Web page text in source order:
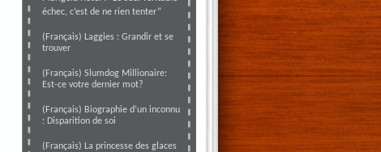
échec, c’est de ne rien tenter”
(Français) Laggies : Grandir et se
trouver
(Français) Slumdog Millionaire:
Est-ce votre dernier mot?
(Français) Biographie d’un inconnu
: Disparition de soi
(Français) La princesse des glaces